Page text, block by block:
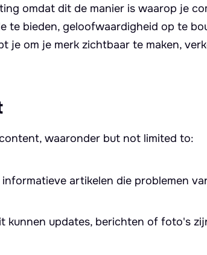
omdat dit de manier is waarop je
te bieden, geloofwaardigheid op te
je om je merk zichtbaar te maken,
waaronder but not limited to:
artikelen die problemen
kunnen updates, berichten of foto's